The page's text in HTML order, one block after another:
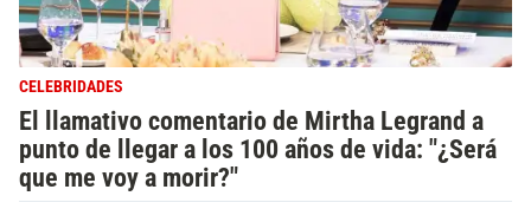
CELEBRIDADES
El llamativo comentario de Mirtha Legrand a
punto de llegar a los 100 años de vida: "¿Será
que me voy a morir?"